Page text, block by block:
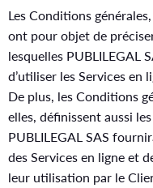
Les Conditions
ont pour objet de
lesquelles PUBLILEGAL
d’utiliser les Services en
De plus, les Conditions
elles, définissent aussi
PUBLILEGAL SAS
des Services en ligne et
leur utilisation par le